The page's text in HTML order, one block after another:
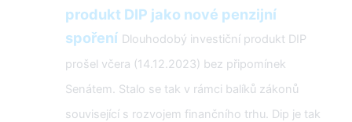
produkt DIP jako nové penzijní
spoření Dlouhodobý investiční produkt DIP
prošel včera (14.12.2023) bez připomínek
Senátem. Stalo se tak v rámci balíků zákonů
související s rozvojem finančního trhu. Dip je tak